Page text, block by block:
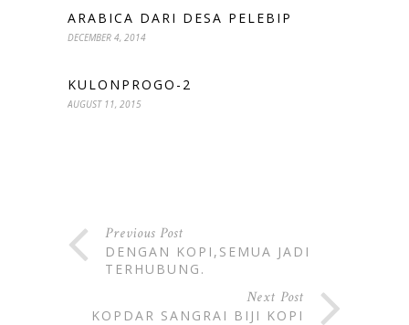
ARABICA DARI DESA PELEBIP
DECEMBER 4, 2014
KULONPROGO-2
AUGUST 11, 2015
Previous Post
DENGAN KOPI,SEMUA JADI
TERHUBUNG.
Next Post
KOPDAR SANGRAI BIJI KOPI